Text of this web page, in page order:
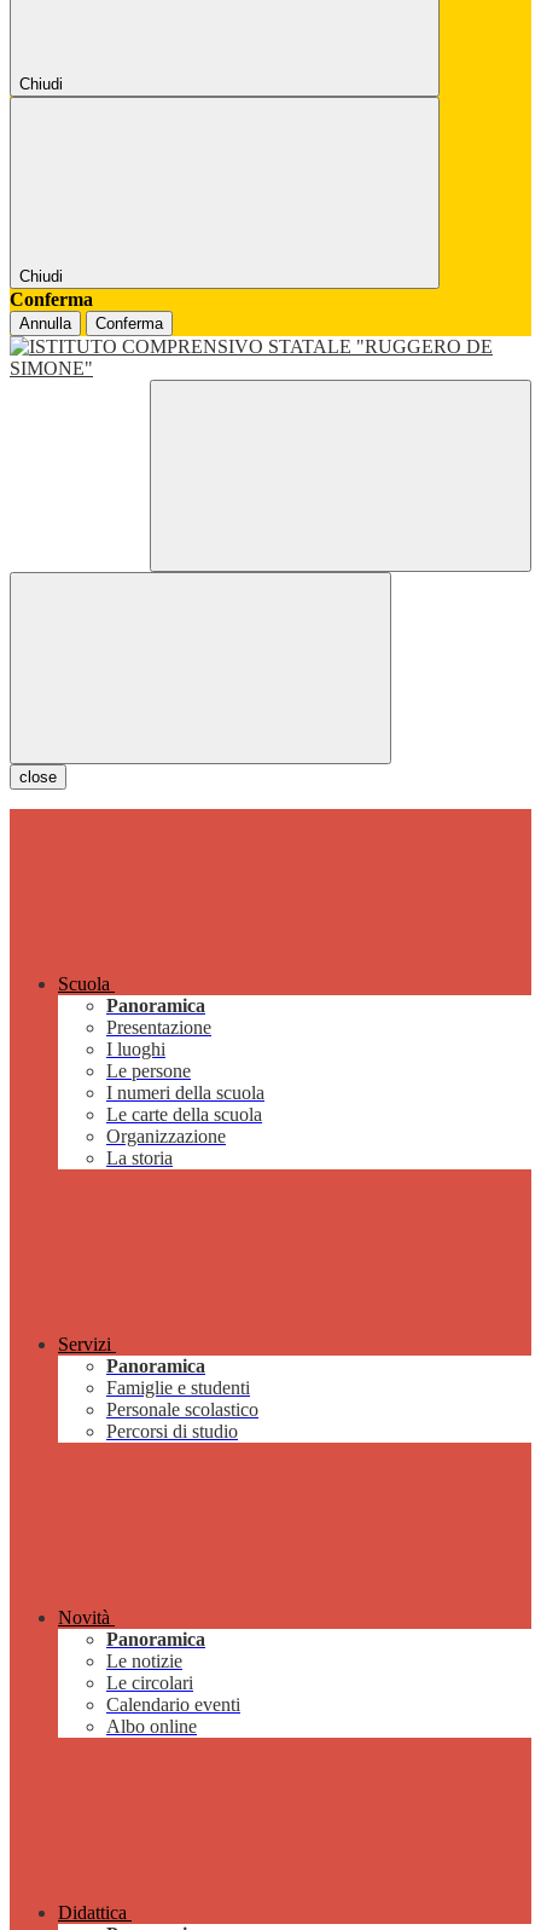
Chiudi
Chiudi
Conferma
Annulla Conferma
close
Scuola
Panoramica
Presentazione
I luoghi
Le persone
I numeri della scuola
Le carte della scuola
Organizzazione
La storia
Servizi
Panoramica
Famiglie e studenti
Personale scolastico
Percorsi di studio
Novità
Panoramica
Le notizie
Le circolari
Calendario eventi
Albo online
Didattica